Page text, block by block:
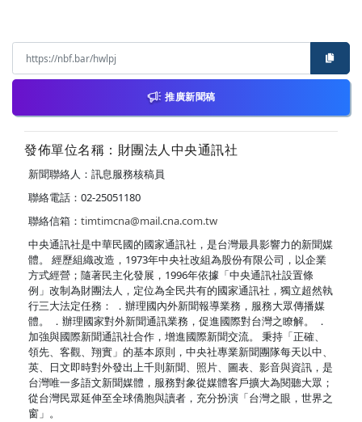
推廣新聞稿
發佈單位名稱：財團法人中央通訊社
新聞聯絡人：訊息服務核稿員
聯絡電話：02-25051180
聯絡信箱： timtimcna@mail.cna.com.tw
中央通訊社是中華民國的國家通訊社，是台灣最具影響力的新聞媒
體。 經歷組織改造，1973年中央社改組為股份有限公司，以企業
方式經營；隨著民主化發展，1996年依據「中央通訊社設置條
例」改制為財團法人，定位為全民共有的國家通訊社，獨立超然執
行三大法定任務： ．辦理國內外新聞報導業務，服務大眾傳播媒
體。 ．辦理國家對外新聞通訊業務，促進國際對台灣之瞭解。 ．
加強與國際新聞通訊社合作，增進國際新聞交流。 秉持「正確、
領先、客觀、翔實」的基本原則，中央社專業新聞團隊每天以中、
英、日文即時對外發出上千則新聞、照片、圖表、影音與資訊，是
台灣唯一多語文新聞媒體，服務對象從媒體客戶擴大為閱聽大眾；
從台灣民眾延伸至全球僑胞與讀者，充分扮演「台灣之眼，世界之
窗」。